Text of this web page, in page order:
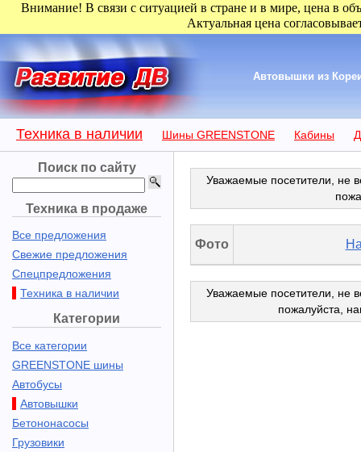
Внимание! В связи с ситуацией в стране и в мире, цена в
Актуальная цена
Автовышки из
Техника в наличии Шины GREENSTONE Кабины
Поиск по сайту
Техника в продаже
Все предложения
Свежие предложения
Спецпредложения
Техника в наличии
Категории
Все категории
GREENSTONE шины
Автобусы
Автовышки
Бетононасосы
Грузовики
Уважаемые посетители, не
Фото
Уважаемые посетители, не
пожалуйста,